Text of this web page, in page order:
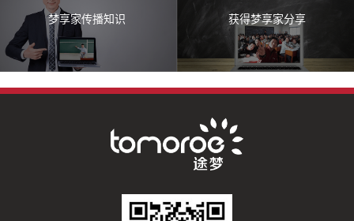
梦享家传播知识 获得梦享家分享